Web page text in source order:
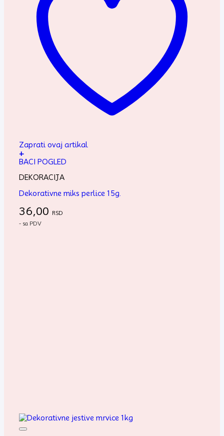
Zaprati ovaj artikal
+
BACI POGLED
DEKORACIJA
Dekorativne miks perlice 15g.
36,00 RSD
- sa PDV